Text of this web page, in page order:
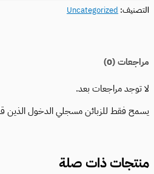
التصنيف: Uncategorized
مراجعات (0)
لا توجد مراجعات بعد.
يسمح فقط للزبائن مسجلي الدخول الذين
منتجات ذات صلة